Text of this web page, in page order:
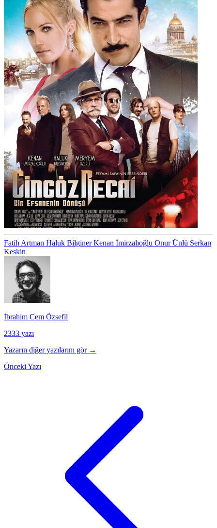
Fatih Artman Haluk BilginerKenan İmirzalıoğlu Onur Ünlü Serkan
Keskin
İbrahim Cem Özsefil
2333 yazı
Yazarın diğer yazılarını gör →
Önceki Yazı